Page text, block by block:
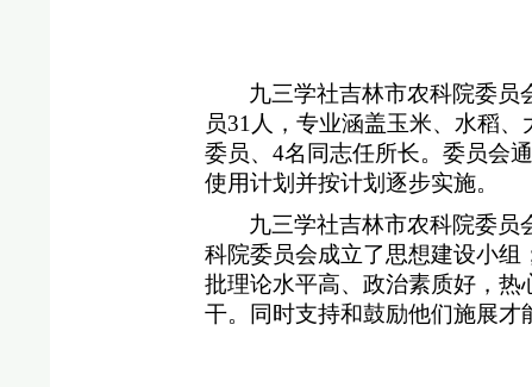
九三学社吉林市农科院委员
员31人，专业涵盖玉米、水稻
委员、4名同志任所长。委员会
使用计划并按计划逐步实施。
九三学社吉林市农科院委
科院委员会成立了思想建设小
批理论水平高、政治素质好，
干。同时支持和鼓励他们施展才